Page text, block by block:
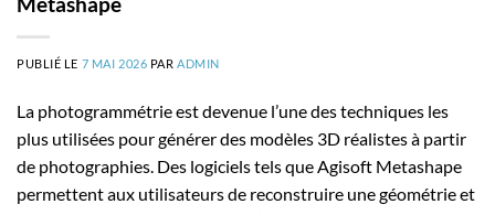
PUBLIÉ LE 7 MAI 2026 PARADMIN
La photogrammétrie est devenue l’une des techniques les
plus utilisées pour générer des modèles 3D réalistes à partir
de photographies. Des logiciels tels que Agisoft Metashape
permettent aux utilisateurs de reconstruire une géométrie et